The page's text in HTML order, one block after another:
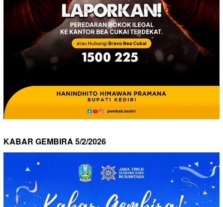
KABAR GEMBIRA 5/2/2026